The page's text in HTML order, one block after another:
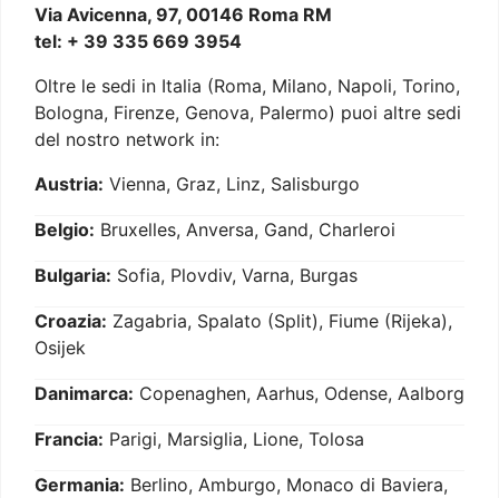
Via Avicenna, 97, 00146 Roma RM
tel: + 39 335 669 3954
Oltre le sedi in Italia (Roma, Milano, Napoli, Torino,
Bologna, Firenze, Genova, Palermo) puoi altre sedi
del nostro network in:
Austria: Vienna, Graz, Linz, Salisburgo
Belgio: Bruxelles, Anversa, Gand, Charleroi
Bulgaria: Sofia, Plovdiv, Varna, Burgas
Croazia: Zagabria, Spalato (Split), Fiume (Rijeka),
Osijek
Danimarca: Copenaghen, Aarhus, Odense, Aalborg
Francia: Parigi, Marsiglia, Lione, Tolosa
Germania: Berlino, Amburgo, Monaco di Baviera,